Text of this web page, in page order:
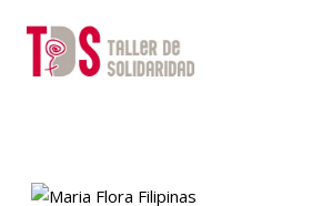
contenido